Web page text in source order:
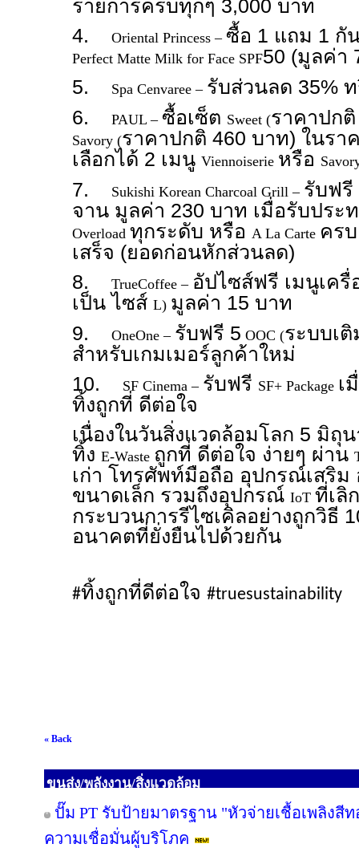
รายการครบทุกๆ 3,000 บาท
4.
Oriental Princess – ซื้อ 1 แถม 1 กั
Perfect Matte Milk for Face SPF50 (มูลค่า
5.
Spa Cenvaree – รับส่วนลด 35%
6.
PAUL – ซื้อเซ็ต Sweet (ราคาปก
Savory (ราคาปกติ 460 บาท) ในรา
เลือกได้ 2 เมนู Viennoiserie หรือ
7. Sukishi Korean Charcoal Grill – รับฟรี
จาน มูลค่า 230 บาท เมื่อรับประ
Overload ทุกระดับ หรือ A La Carte คร
เสร็จ (ยอดก่อนหักส่วนลด)
8.
TrueCoffee – อัปไซส์ฟรี เมนูเค
เป็น ไซส์ L) มูลค่า 15 บาท
9.
OneOne – รับฟรี 5 OOC (ระบบเ
สำหรับเกมเมอร์ลูกค้าใหม่
10.
SF Cinema – รับฟรี SF+ Package เ
ทิ้งถูกที่ ดีต่อใจ
เนื่องในวันสิ่งแวดล้อมโลก 5 มิถุ
ทิ้ง E-Waste ถูกที่ ดีต่อใจ ง่ายๆ ผ่าน
เก่า โทรศัพท์มือถือ อุปกรณ์เสริ
ขนาดเล็ก รวมถึงอุปกรณ์ IoT ที่เลิ
กระบวนการรีไซเคิลอย่างถูกวิธี
อนาคตที่ยั่งยืนไปด้วยกัน
#ทิ้งถูกที่ดีต่อใจ #truesustainability
« Back
ขนส่ง/พลังงาน/สิ่งแวดล้อม
ปั๊ม PT รับป้ายมาตรฐาน "หัวจ่ายเชื้อเพลิงสี
ความเชื่อมั่นผู้บริโภค